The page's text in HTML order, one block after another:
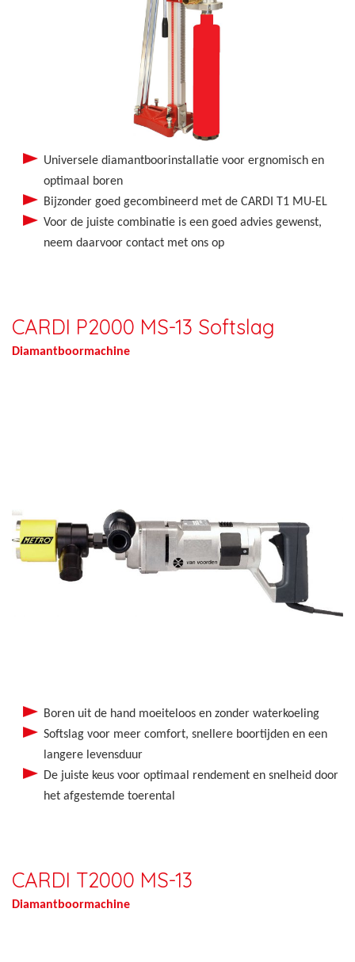
Universele diamantboorinstallatie voor ergnomisch en
optimaal boren
Bijzonder goed gecombineerd met de CARDI T1 MU-EL
Voor de juiste combinatie is een goed advies gewenst,
neem daarvoor contact met ons op
CARDI P2000 MS-13 Softslag
Diamantboormachine
Boren uit de hand moeiteloos en zonder waterkoeling
Softslag voor meer comfort, snellere boortijden en een
langere levensduur
De juiste keus voor optimaal rendement en snelheid door
het afgestemde toerental
CARDI T2000 MS-13
Diamantboormachine